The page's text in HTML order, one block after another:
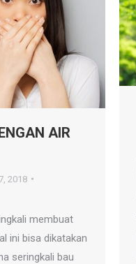
AIR
2018
membuat
ini bisa dikatakan
seringkali bau